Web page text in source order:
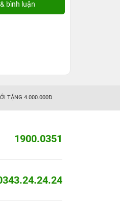
TẶNG 4.000.000Đ
1900.0351